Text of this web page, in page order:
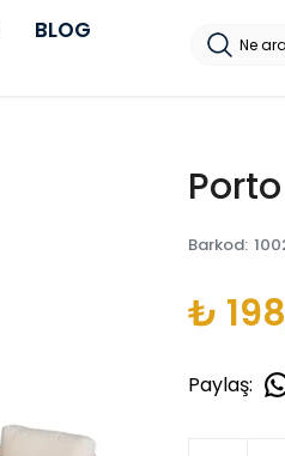
BLOG
Barkod:
₺
Paylaş: